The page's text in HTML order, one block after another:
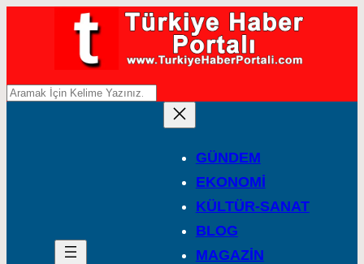
A
GÜNDEM
EKONOMİ
KÜLTÜR-SANAT
BLOG
MAGAZİN